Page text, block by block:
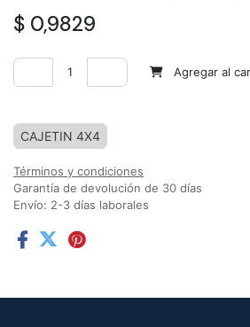
$ 0,9829
Agregar al
CAJETIN 4X4
Términos y condiciones
Garantía de devolución de 30 días
Envío: 2-3 días laborales